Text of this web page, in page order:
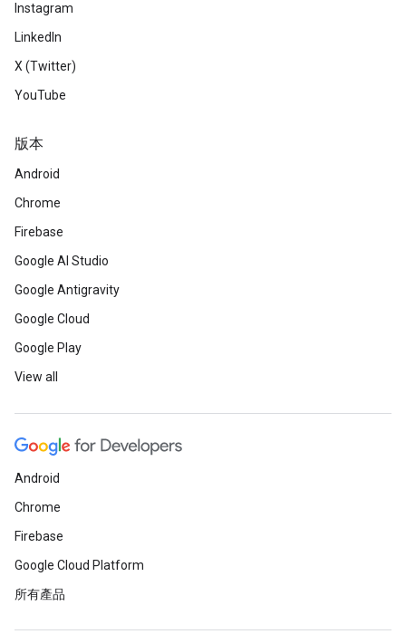
Instagram
LinkedIn
X (Twitter)
YouTube
版本
Android
Chrome
Firebase
Google AI Studio
Google Antigravity
Google Cloud
Google Play
View all
Android
Chrome
Firebase
Google Cloud Platform
所有產品